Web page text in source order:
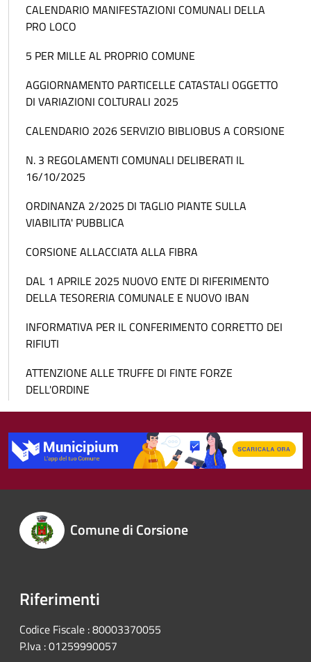
CALENDARIO MANIFESTAZIONI COMUNALI DELLA
PRO LOCO
5 PER MILLE AL PROPRIO COMUNE
AGGIORNAMENTO PARTICELLE CATASTALI OGGETTO
DI VARIAZIONI COLTURALI 2025
CALENDARIO 2026 SERVIZIO BIBLIOBUS A CORSIONE
N. 3 REGOLAMENTI COMUNALI DELIBERATI IL
16/10/2025
ORDINANZA 2/2025 DI TAGLIO PIANTE SULLA
VIABILITA' PUBBLICA
CORSIONE ALLACCIATA ALLA FIBRA
DAL 1 APRILE 2025 NUOVO ENTE DI RIFERIMENTO
DELLA TESORERIA COMUNALE E NUOVO IBAN
INFORMATIVA PER IL CONFERIMENTO CORRETTO DEI
RIFIUTI
ATTENZIONE ALLE TRUFFE DI FINTE FORZE
DELL'ORDINE
Comune di Corsione
Riferimenti
Codice Fiscale : 80003370055
P.Iva : 01259990057